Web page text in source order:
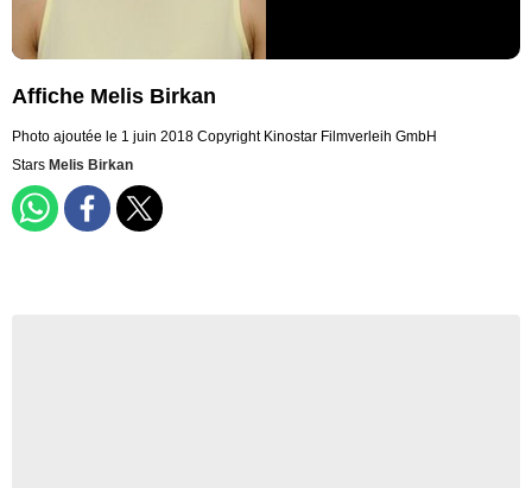
Affiche Melis Birkan
Photo ajoutée le 1 juin 2018 Copyright Kinostar Filmverleih GmbH
Stars Melis Birkan